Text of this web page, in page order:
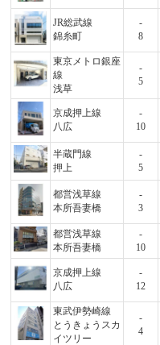
JR総武線
錦糸町
-
8
東京メトロ銀座
線
浅草
-
5
京成押上線
八広
-
10
半蔵門線
押上
-
5
都営浅草線
本所吾妻橋
-
3
都営浅草線
本所吾妻橋
-
10
京成押上線
八広
-
12
東武伊勢崎線
とうきょうスカ
イツリー
-
4